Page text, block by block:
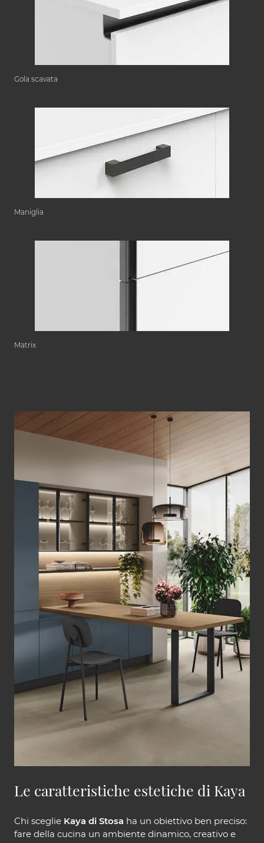
Gola scavata
Maniglia
Matrix
Le caratteristiche estetiche di Kaya
Chi sceglie Kaya di Stosa ha un obiettivo ben preciso:
fare della cucina un ambiente dinamico, creativo e